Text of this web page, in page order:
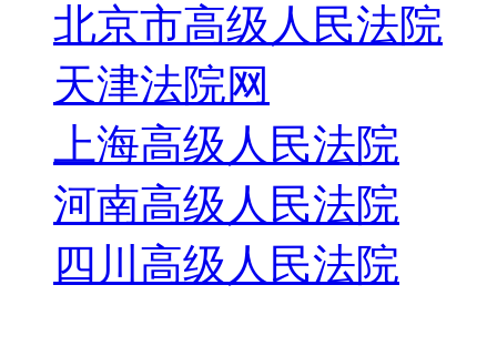
北京市高级人民法院
天津法院网
上海高级人民法院
河南高级人民法院
四川高级人民法院